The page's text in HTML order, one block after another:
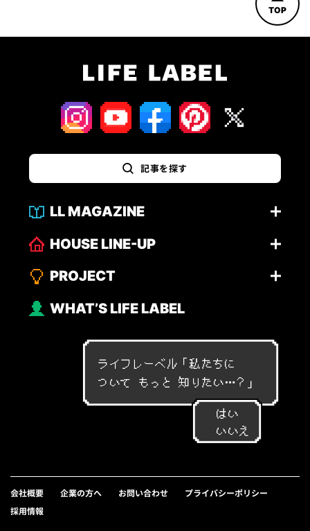
TOP
記事を探す
LL MAGAZINE
HOUSE LINE-UP
PROJECT
WHAT’S LIFE LABEL
ライフレーベル「私 たちに
つ いて も っ と 知 り た い…？ 」
はい
いいえ
会社概要 企業の方へ お問い合わせ
プライバシーポリシー
採用情報